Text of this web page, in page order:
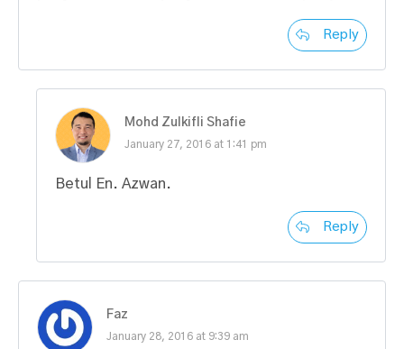
Reply
Mohd Zulkifli Shafie
January 27, 2016 at 1:41 pm
Betul En. Azwan.
Reply
Faz
January 28, 2016 at 9:39 am